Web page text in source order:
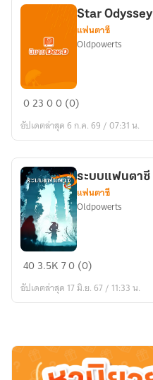
Star
Star Odyssey
แฟนตาซี
Oldpowerts
02300 (0)
อัปเดตล่าสุด 6 ก.ค. 69 / 07:31 น.
ระบบ
ระบบแฟนตาซี
แฟนตาซี
Oldpowerts
403.5K70 (0)
อัปเดตล่าสุด 17 มิ.ย. 67 / 11:33 น.